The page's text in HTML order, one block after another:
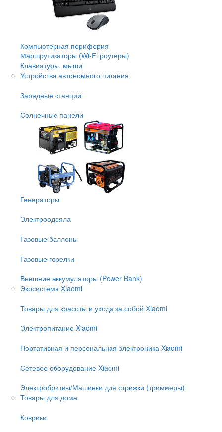
Компьютерная периферия
Маршрутизаторы (Wi-Fi роутеры)
Клавиатуры, мыши
Устройства автономного питания
Зарядные станции
Солнечные панели
Генераторы
Электроодеяла
Газовые баллоны
Газовые горелки
Внешние аккумуляторы (Power Bank)
Экосистема Xiaomi
Товары для красоты и ухода за собой Xiaomi
Электропитание Xiaomi
Портативная и персональная электроника Xiaomi
Сетевое оборудование Xiaomi
Электробритвы/Машинки для стрижки (триммеры)
Товары для дома
Коврики